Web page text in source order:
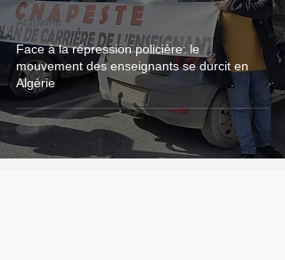
Face à la répression policière: le
mouvement des enseignants se durcit en
Algérie
Actualité